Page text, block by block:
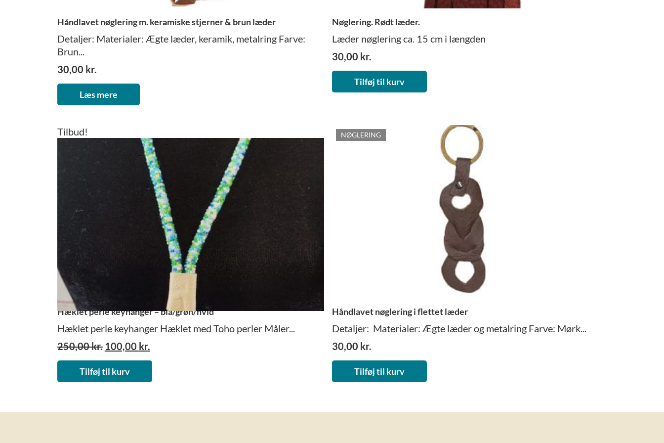
Håndlavet nøglering m. keramiske stjerner & brun læder
Detaljer: Materialer: Ægte læder, keramik, metalring Farve:
Brun...
30,00 kr.
Læs mere
Nøglering. Rødt læder.
Læder nøglering ca. 15 cm i længden
30,00 kr.
Tilføj til kurv
Tilbud!
Hæklet perle keyhanger – blå/grøn/hvid
Hæklet perle keyhanger Hæklet med Toho perler Måler...
250,00kr. Den
oprindelige
pris
var:
100,00 kr.Den
aktuelle
er:
Tilføj til kurv
NØGLERING
Håndlavet nøglering i flettet læder
Detaljer: Materialer: Ægte læder og metalring Farve: Mørk...
30,00 kr.
Tilføj til kurv